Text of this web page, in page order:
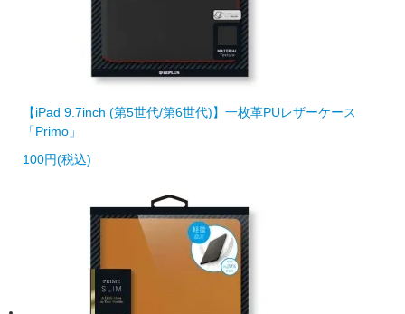
【iPad 9.7inch (第5世代/第6世代)】一枚革PUレザーケース
「Primo」
100円(税込)